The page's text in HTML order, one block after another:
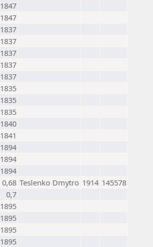
1847
1847
1837
1837
1837
1837
1837
1835
1835
1835
1840
1841
1894
1894
1894
0,68 Teslenko Dmytro 1914 145578
0,7
1895
1895
1895
1895